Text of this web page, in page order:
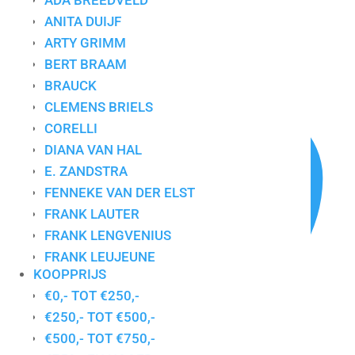
ANITA DUIJF
ARTY GRIMM
BERT BRAAM
BRAUCK
CLEMENS BRIELS
CORELLI
DIANA VAN HAL
E. ZANDSTRA
FENNEKE VAN DER ELST
FRANK LAUTER
FRANK LENGVENIUS
FRANK LEUJEUNE
GERDA ELFRING
GERDIEN DUIJSENS
GERT STRENGHOLT
HANS INNEMEE
KOOPPRIJS
€0,- TOT €250,-
€250,- TOT €500,-
€500,- TOT €750,-